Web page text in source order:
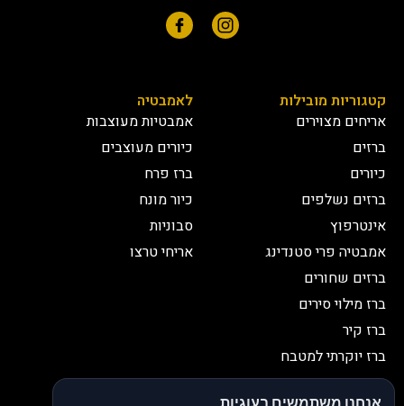
קטגוריות מובילות
אריחים מצוירים
ברזים
כיורים
ברזים נשלפים
אינטרפוץ
אמבטיה פרי סטנדינג
ברזים שחורים
ברז מילוי סירים
ברז קיר
ברז יוקרתי למטבח
לאמבטיה
אמבטיות מעוצבות
כיורים מעוצבים
ברז פרח
כיור מונח
סבוניות
אריחי טרצו
יצירת קשר
אנחנו משתמשים בעוגיות